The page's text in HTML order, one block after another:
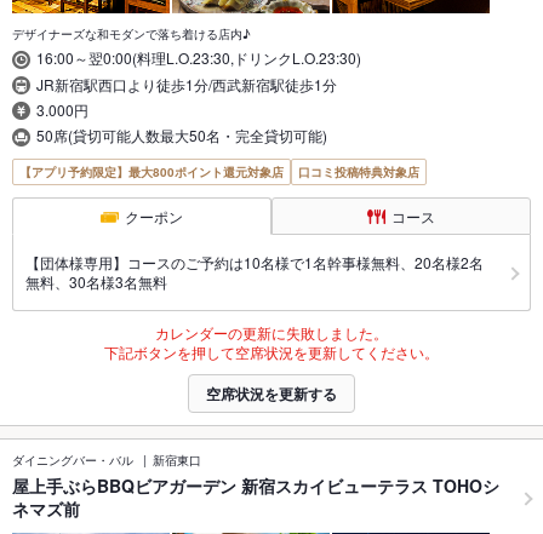
デザイナーズな和モダンで落ち着ける店内♪
16:00～翌0:00(料理L.O.23:30,ドリンクL.O.23:30)
JR新宿駅西口より徒歩1分/西武新宿駅徒歩1分
3.000円
50席(貸切可能人数最大50名・完全貸切可能)
【アプリ予約限定】最大800ポイント還元対象店 口コミ投稿特典対象店
クーポン コース
【団体様専用】コースのご予約は10名様で1名幹事様無料、20名様2名
無料、30名様3名無料
カレンダーの更新に失敗しました。
下記ボタンを押して空席状況を更新してください。
空席状況を更新する
ダイニングバー・バル 新宿東口
屋上手ぶらBBQビアガーデン 新宿スカイビューテラス TOHOシ
ネマズ前